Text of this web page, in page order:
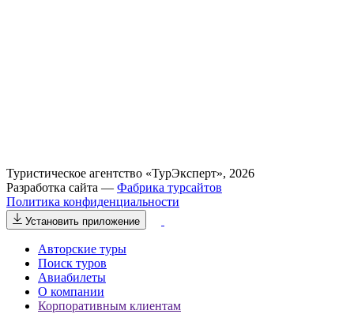
Туристическое агентство «ТурЭксперт», 2026
Разработка сайта — Фабрика турсайтов
Политика конфиденциальности
Установить приложение
Авторские туры
Поиск туров
Авиабилеты
О компании
Корпоративным клиентам